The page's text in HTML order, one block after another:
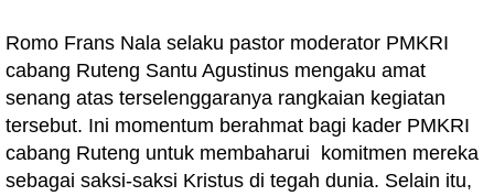
Romo Frans Nala selaku pastor moderator PMKRI
cabang Ruteng Santu Agustinus mengaku amat
senang atas terselenggaranya rangkaian kegiatan
tersebut. Ini momentum berahmat bagi kader PMKRI
cabang Ruteng untuk membaharui komitmen mereka
sebagai saksi-saksi Kristus di tegah dunia. Selain itu,